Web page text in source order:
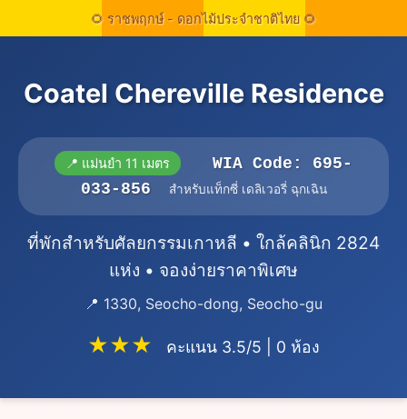
Coatel Chereville Residence
📍 แม่นยำ 11 เมตร
WIA Code: 695-
033-856
สำหรับแท็กซี่ เดลิเวอรี่ ฉุกเฉิน
ที่พักสำหรับศัลยกรรมเกาหลี • ใกล้คลินิก 2824
แห่ง • จองง่ายราคาพิเศษ
📍 1330, Seocho-dong, Seocho-gu
★★★ คะแนน 3.5/5 | 0 ห้อง